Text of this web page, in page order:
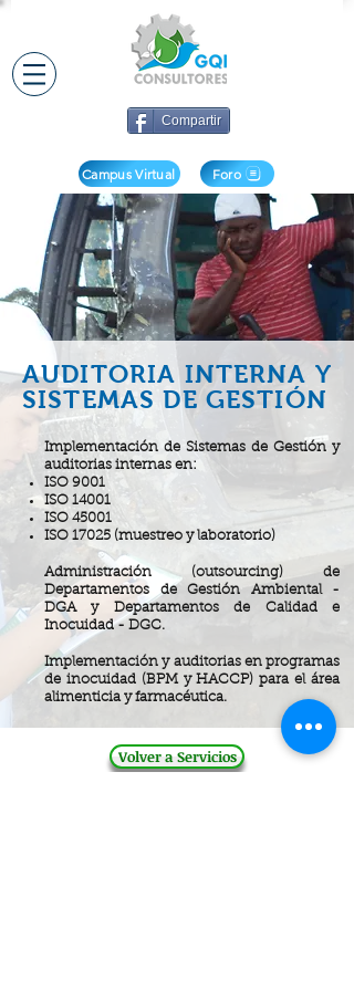
Compartir
Campus Virtual Foro
AUDITORIA INTERNA Y
SISTEMAS DE GESTIÓN
Implementación de Sistemas de Gestión y
auditorias internas en:
ISO 9001
ISO 14001
ISO 45001
ISO 17025 (muestreo y laboratorio)
Administración (outsourcing) de
Departamentos de Gestión Ambiental -
DGA y Departamentos de Calidad e
Inocuidad - DGC.
Implementación y auditorias en programas
de inocuidad (BPM y HACCP) para el área
alimenticia y farmacéutica.
Volver a Servicios